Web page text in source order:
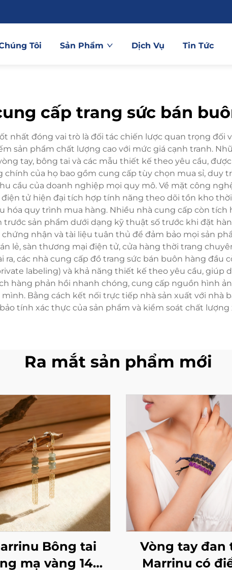
Tôi Sản Phẩm Dịch Vụ Tin Tức
cấp trang sức bán
nhất đóng vai trò là đối tác chiến lược quan trọng đối
sản phẩm chất lượng cao với mức giá cạnh tranh.
tay, bông tai và các mẫu thiết kế theo yêu cầu,
chính của họ bao gồm cung cấp tùy chọn mua sỉ, duy
cầu của doanh nghiệp mọi quy mô. Về mặt công
tử hiện đại tích hợp tính năng theo dõi tồn kho
quy trình mua hàng. Nhiều nhà cung cấp còn
sản phẩm dưới dạng kỹ thuật số trước khi đặt
nhận và tài liệu tuân thủ để đảm bảo mọi sản
lẻ, sàn thương mại điện tử, cửa hàng thời trang
các nhà cung cấp đồ trang sức bán buôn hàng đầu
labeling) và khả năng thiết kế theo yêu cầu, giúp
hàng phản hồi nhanh chóng, cung cấp nguồn hình
Bằng cách kết nối trực tiếp nhà sản xuất với nhà
tính xác thực của sản phẩm và kiểm soát chất
Ra mắt sản phẩm mới
Bông tai
mạ vàng 14K
Vòng tay đan
Marrinu có